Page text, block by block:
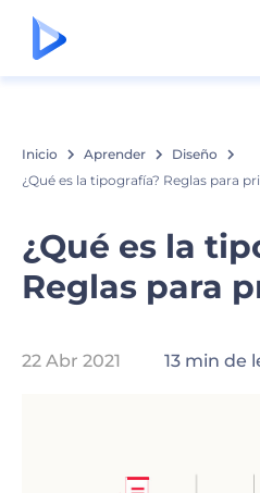
Inicio Aprender
Diseño
¿Qué es la tipografía? Reglas para
¿Qué es la
Reglas para
22 Abr 2021 13 min de